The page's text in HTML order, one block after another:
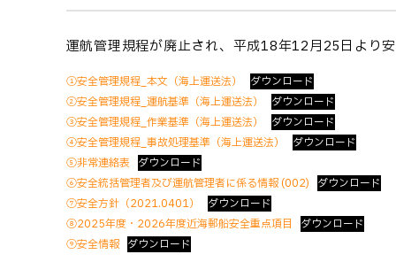
運航管理規程が廃止され、平成18年12月25日より安
①安全管理規程_本文（海上運送法）
ダウンロード
②安全管理規程_運航基準（海上運送法）
ダウンロード
③安全管理規程_作業基準（海上運送法）
ダウンロード
④安全管理規程_事故処理基準（海上運送法）
ダウンロード
⑤非常連絡表
ダウンロード
⑥安全統括管理者及び運航管理者に係る情報 (002)
ダウンロード
⑦安全方針（2021.0401）
ダウンロード
⑧2025年度・2026年度近海郵船安全重点項目
ダウンロード
⑨安全情報 ダウンロード